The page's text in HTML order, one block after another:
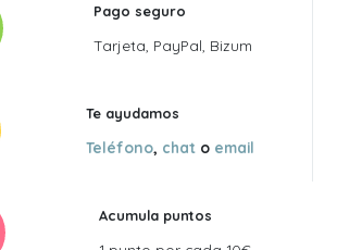
Pago seguro
Tarjeta, PayPal, Bizum
Te ayudamos
Teléfono, chat o email
Acumula puntos